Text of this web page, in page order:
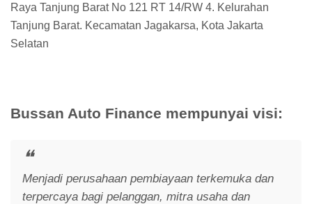
Raya Tanjung Barat No 121 RT 14/RW 4. Kelurahan
Tanjung Barat. Kecamatan Jagakarsa, Kota Jakarta
Selatan
Bussan Auto Finance mempunyai visi:
Menjadi perusahaan pembiayaan terkemuka dan
terpercaya bagi pelanggan, mitra usaha dan